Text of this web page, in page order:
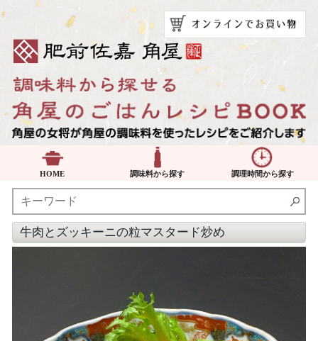
HOME 調味料から探す 調理時間から探す
牛肉とズッキーニの粒マスタード炒め